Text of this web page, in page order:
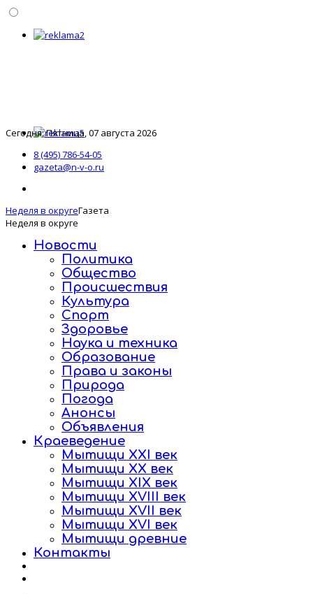
Сегодня: Пятница, 07 августа 2026
8 (495) 786-54-05
gazeta@n-v-o.ru
Неделя в округеГазета
Неделя в округе
Новости
Политика
Общество
Происшествия
Культура
Спорт
Здоровье
Наука и техника
Образование
Права и законы
Природа
Погода
Анонсы
Объявления
Краеведение
Мытищи XXI век
Мытищи XX век
Мытищи XIX век
Мытищи XVIII век
Мытищи XVII век
Мытищи XVI век
Мытищи древние
Контакты